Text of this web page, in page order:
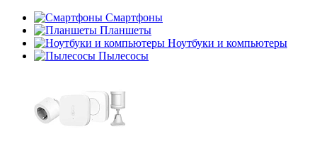
Смартфоны
Планшеты
Ноутбуки и компьютеры
Пылесосы
недели
plait.ru